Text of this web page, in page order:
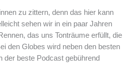
zu zittern, denn das hier kann
sehen wir in ein paar Jahren
das uns Tonträume erfüllt, die
den Globes wird neben den besten
der beste Podcast gebührend